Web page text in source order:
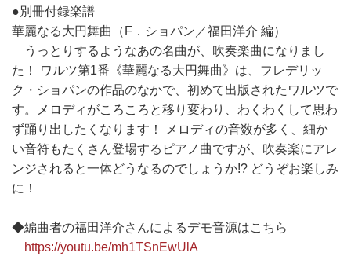
●別冊付録楽譜
華麗なる大円舞曲（F．ショパン／福田洋介 編）
うっとりするようなあの名曲が、吹奏楽曲になりまし
た！ ワルツ第1番《華麗なる大円舞曲》は、フレデリッ
ク・ショパンの作品のなかで、初めて出版されたワルツで
す。メロディがころころと移り変わり、わくわくして思わ
ず踊り出したくなります！ メロディの音数が多く、細か
い音符もたくさん登場するピアノ曲ですが、吹奏楽にアレ
ンジされると一体どうなるのでしょうか!? どうぞお楽しみ
に！
◆編曲者の福田洋介さんによるデモ音源はこちら
https://youtu.be/mh1TSnEwUlA